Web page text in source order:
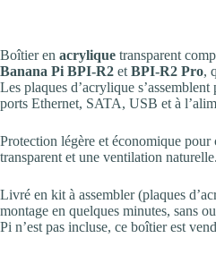
Boîtier en acrylique transparent
Banana Pi BPI-R2 et BPI-R2 Pro,
Les plaques d’acrylique
ports Ethernet, SATA, USB et à
Protection légère et économique pour
transparent et une ventilation naturelle.
Livré en kit à assembler (plaques
montage en quelques minutes, sans
Pi n’est pas incluse, ce boîtier est